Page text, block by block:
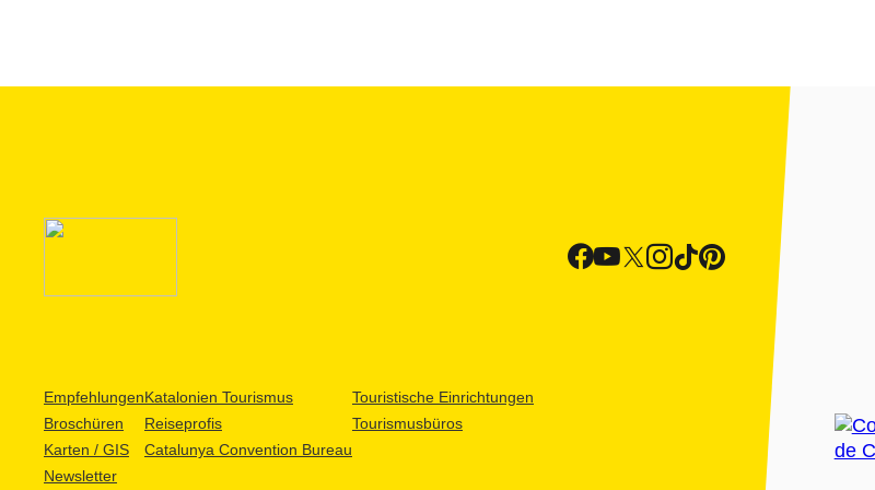
Empfehlungen
Broschüren
Karten / GIS
Newsletter
Katalonien Tourismus
Reiseprofis
Catalunya Convention Bureau
Touristische Einrichtungen
Tourismusbüros